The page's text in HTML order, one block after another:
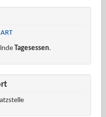
Tagesessen.